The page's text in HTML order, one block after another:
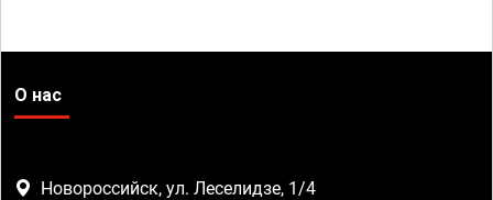
О нас
Новороссийск, ул. Леселидзе, 1/4